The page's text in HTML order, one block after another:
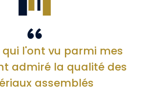
qui l'ont vu parmi mes
admiré la qualité des
assemblés